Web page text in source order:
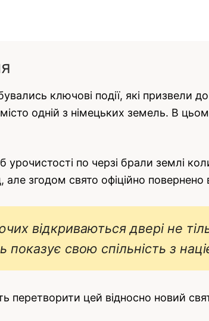
ключові події, які призвели
одній з німецьких земель. В
по черзі брали землі
згодом свято офіційно повернено
відкриваються двері не
свою спільність з
перетворити цей відносно новий